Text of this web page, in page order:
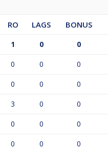
må vi stoppe streamen
RO LAGS BONUS
1 0 0
0 0 0
0 0 0
3 0 0
0 0 0
0 0 0